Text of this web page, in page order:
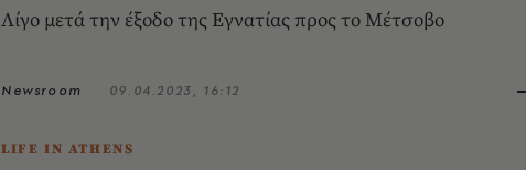
Λίγο μετά την έξοδο της Εγνατίας προς το Μέτσοβο
Newsroom 09.04.2023, 16:12
LIFE IN ATHENS